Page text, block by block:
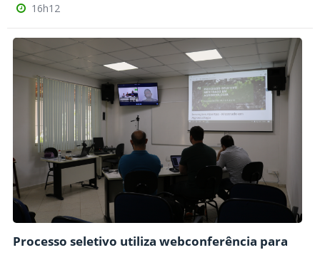
16h12
Processo seletivo utiliza webconferência para